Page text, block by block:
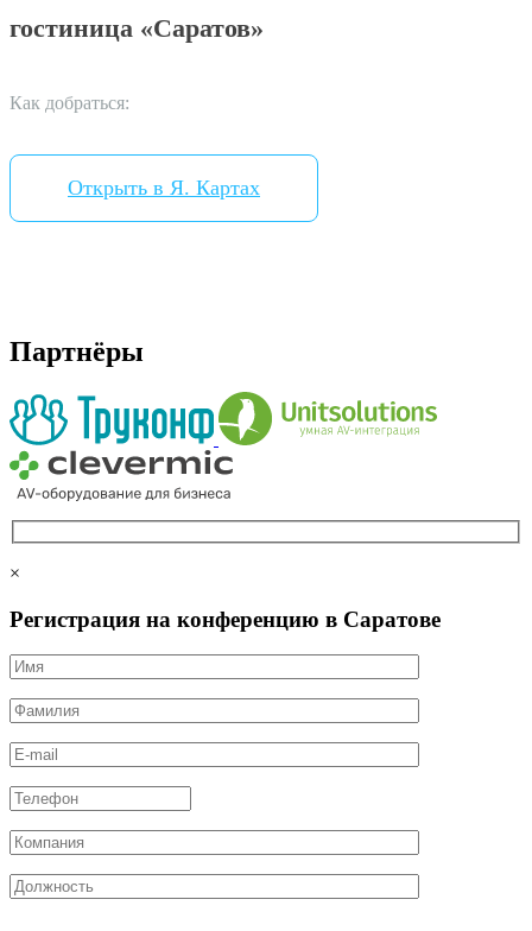
гостиница «Саратов»
Как добраться:
Открыть в Я. Картах
Партнёры
×
Регистрация на конференцию в Саратове